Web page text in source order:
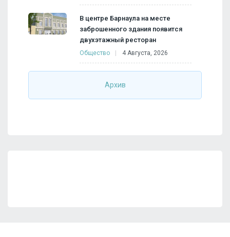
В центре Барнаула на месте
заброшенного здания появится
двухэтажный ресторан
Общество 4 Августа, 2026
Архив